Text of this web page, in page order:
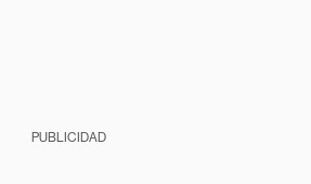
PUBLICIDAD